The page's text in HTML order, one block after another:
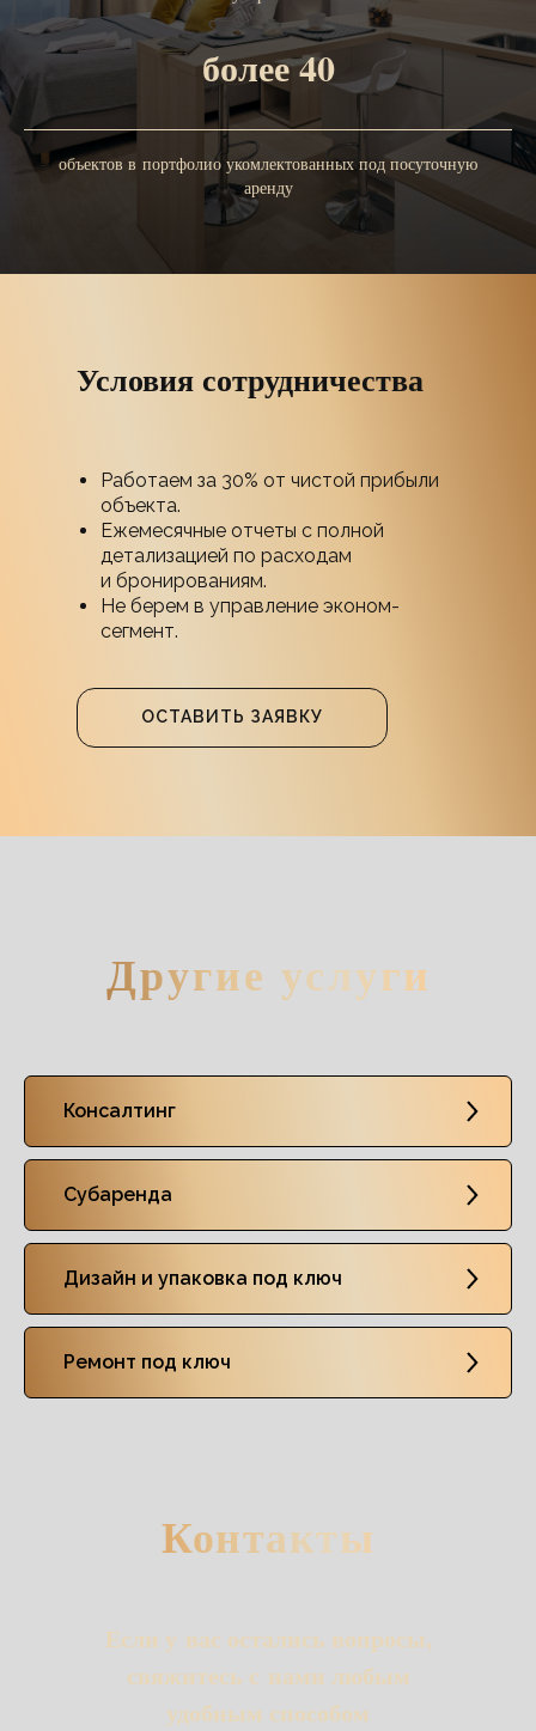
более 40
объектов в портфолио укомлектованных под посуточную
аренду
ОСТАВИТЬ ЗАЯВКУ
Условия сотрудничества
Работаем за 30% от чистой прибыли
объекта.
Ежемесячные отчеты с полной
детализацией по расходам
и бронированиям.
Не берем в управление эконом-
сегмент.
Другие услуги
Консалтинг
Субаренда
Дизайн и упаковка под ключ
Ремонт под ключ
Контакты
Если у вас остались вопросы,
свяжитесь с нами любым
удобным способом